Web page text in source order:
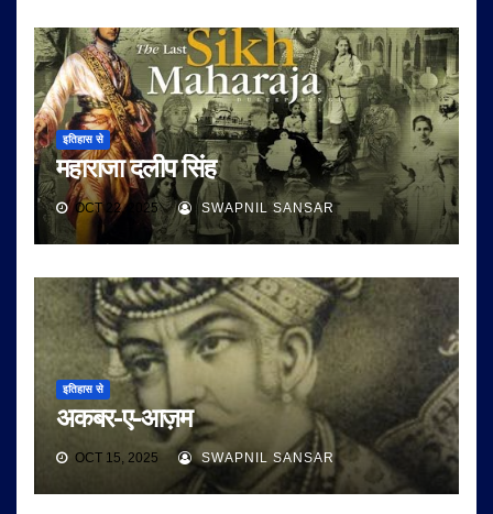
इतिहास से
महाराजा दलीप सिंह
OCT 22, 2025 SWAPNIL SANSAR
इतिहास से
अकबर-ए-आज़म
OCT 15, 2025 SWAPNIL SANSAR